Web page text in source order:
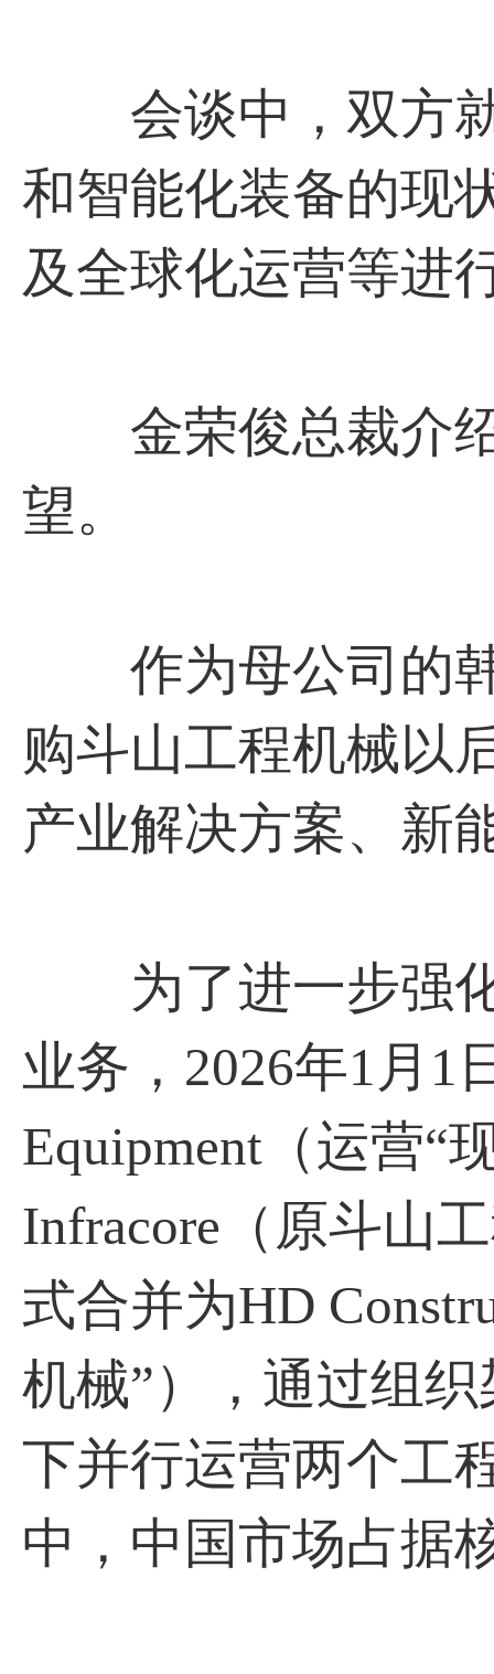
会谈中，双方就
和智能化装备的现
及全球化运营等进
金荣俊总裁介绍
望。
作为母公司的韩
购斗山工程机械以
产业解决方案、新
为了进一步强化
业务，2026年1月1
Equipment（运营“
Infracore（原斗山
式合并为HD
机械”），通过组
下并行运营两个工
中，中国市场占据